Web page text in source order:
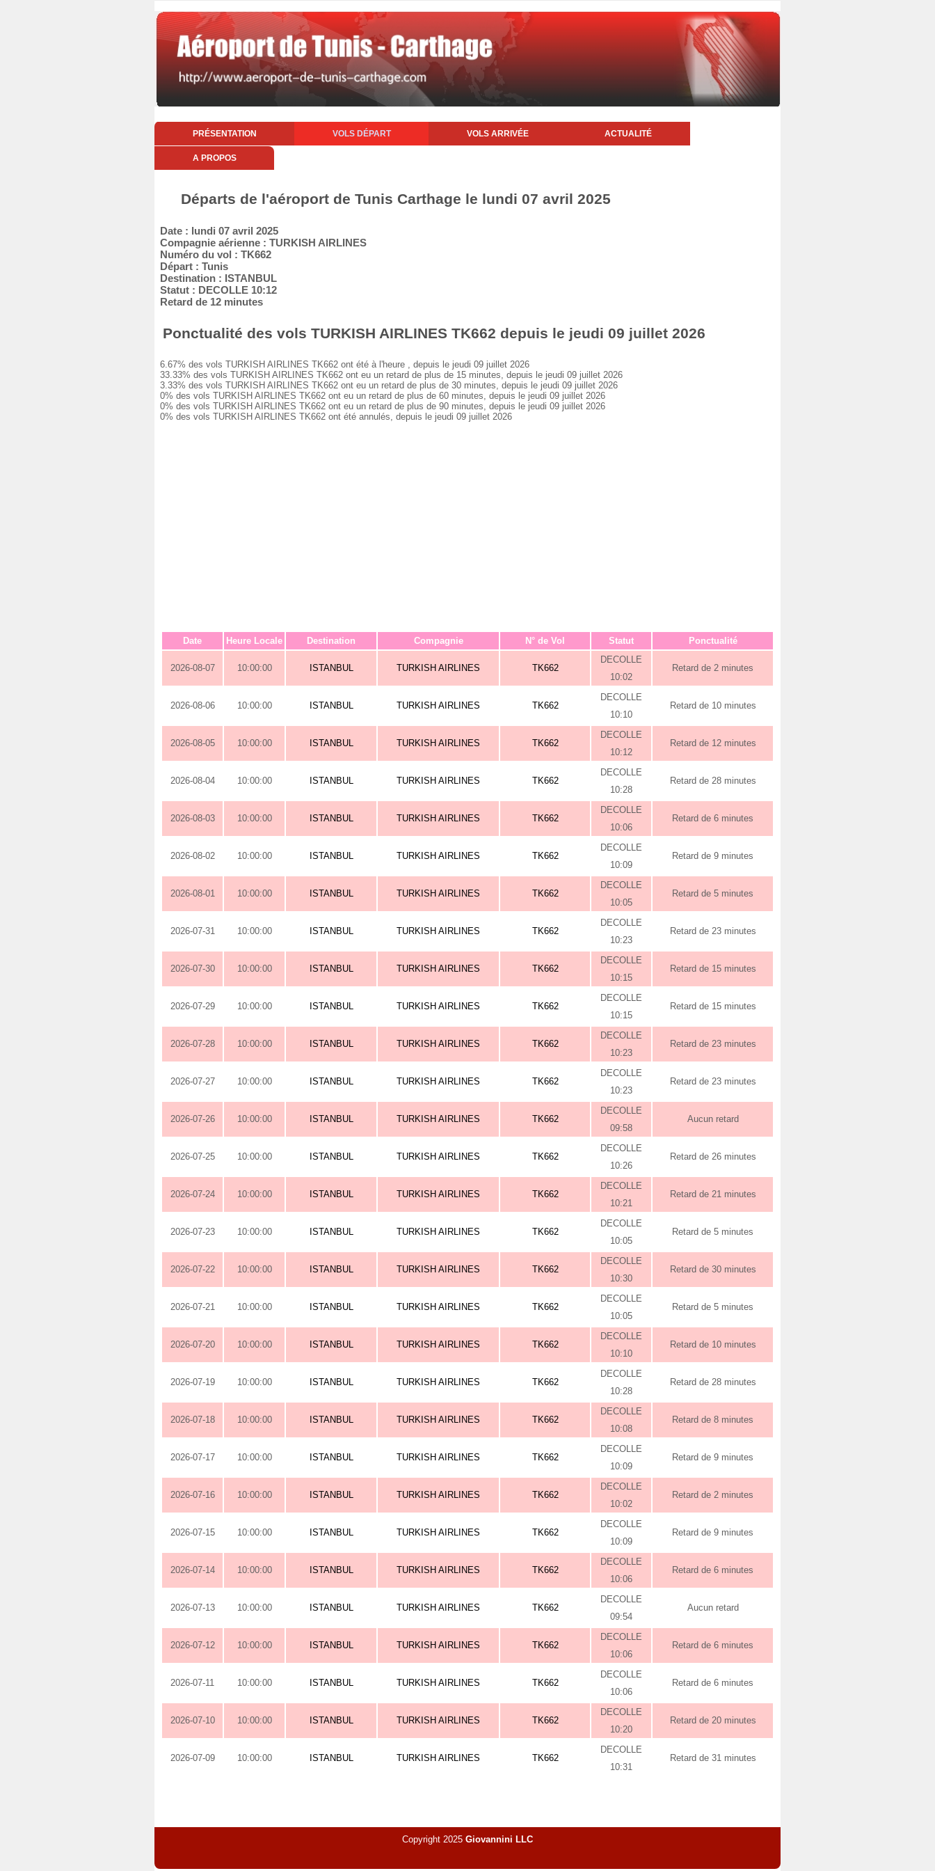
PRÉSENTATION VOLS DÉPART VOLS ARRIVÉE ACTUALITÉ
A PROPOS
Départs de l'aéroport de Tunis Carthage le lundi 07 avril 2025
Date : lundi 07 avril 2025
Compagnie aérienne : TURKISH AIRLINES
Numéro du vol : TK662
Départ : Tunis
Destination : ISTANBUL
Statut : DECOLLE 10:12
Retard de 12 minutes
Ponctualité des vols TURKISH AIRLINES TK662 depuis le jeudi 09 juillet 2026
6.67% des vols TURKISH AIRLINES TK662 ont été à l'heure , depuis le jeudi 09 juillet 2026
33.33% des vols TURKISH AIRLINES TK662 ont eu un retard de plus de 15 minutes, depuis le jeudi 09 juillet 2026
3.33% des vols TURKISH AIRLINES TK662 ont eu un retard de plus de 30 minutes, depuis le jeudi 09 juillet 2026
0% des vols TURKISH AIRLINES TK662 ont eu un retard de plus de 60 minutes, depuis le jeudi 09 juillet 2026
0% des vols TURKISH AIRLINES TK662 ont eu un retard de plus de 90 minutes, depuis le jeudi 09 juillet 2026
0% des vols TURKISH AIRLINES TK662 ont été annulés, depuis le jeudi 09 juillet 2026
Date Heure Locale Destination Compagnie N° de Vol Statut Ponctualité
2026-08-07 10:00:00 ISTANBUL TURKISH AIRLINES TK662
DECOLLE
10:02
Retard de 2 minutes
2026-08-06 10:00:00 ISTANBUL TURKISH AIRLINES TK662
DECOLLE
10:10
Retard de 10 minutes
2026-08-05 10:00:00 ISTANBUL TURKISH AIRLINES TK662
DECOLLE
10:12
Retard de 12 minutes
2026-08-04 10:00:00 ISTANBUL TURKISH AIRLINES TK662
DECOLLE
10:28
Retard de 28 minutes
2026-08-03 10:00:00 ISTANBUL TURKISH AIRLINES TK662
DECOLLE
10:06
Retard de 6 minutes
2026-08-02 10:00:00 ISTANBUL TURKISH AIRLINES TK662
DECOLLE
10:09
Retard de 9 minutes
2026-08-01 10:00:00 ISTANBUL TURKISH AIRLINES TK662
DECOLLE
10:05
Retard de 5 minutes
2026-07-31 10:00:00 ISTANBUL TURKISH AIRLINES TK662
DECOLLE
10:23
Retard de 23 minutes
2026-07-30 10:00:00 ISTANBUL TURKISH AIRLINES TK662
DECOLLE
10:15
Retard de 15 minutes
2026-07-29 10:00:00 ISTANBUL TURKISH AIRLINES TK662
DECOLLE
10:15
Retard de 15 minutes
2026-07-28 10:00:00 ISTANBUL TURKISH AIRLINES TK662
DECOLLE
10:23
Retard de 23 minutes
2026-07-27 10:00:00 ISTANBUL TURKISH AIRLINES TK662
DECOLLE
10:23
Retard de 23 minutes
2026-07-26 10:00:00 ISTANBUL TURKISH AIRLINES TK662
DECOLLE
09:58
Aucun retard
2026-07-25 10:00:00 ISTANBUL TURKISH AIRLINES TK662
DECOLLE
10:26
Retard de 26 minutes
2026-07-24 10:00:00 ISTANBUL TURKISH AIRLINES TK662
DECOLLE
10:21
Retard de 21 minutes
2026-07-23 10:00:00 ISTANBUL TURKISH AIRLINES TK662
DECOLLE
10:05
Retard de 5 minutes
2026-07-22 10:00:00 ISTANBUL TURKISH AIRLINES TK662
DECOLLE
10:30
Retard de 30 minutes
2026-07-21 10:00:00 ISTANBUL TURKISH AIRLINES TK662
DECOLLE
10:05
Retard de 5 minutes
2026-07-20 10:00:00 ISTANBUL TURKISH AIRLINES TK662
DECOLLE
10:10
Retard de 10 minutes
2026-07-19 10:00:00 ISTANBUL TURKISH AIRLINES TK662
DECOLLE
10:28
Retard de 28 minutes
2026-07-18 10:00:00 ISTANBUL TURKISH AIRLINES TK662
DECOLLE
10:08
Retard de 8 minutes
2026-07-17 10:00:00 ISTANBUL TURKISH AIRLINES TK662
DECOLLE
10:09
Retard de 9 minutes
2026-07-16 10:00:00 ISTANBUL TURKISH AIRLINES TK662
DECOLLE
10:02
Retard de 2 minutes
2026-07-15 10:00:00 ISTANBUL TURKISH AIRLINES TK662
DECOLLE
10:09
Retard de 9 minutes
2026-07-14 10:00:00 ISTANBUL TURKISH AIRLINES TK662
DECOLLE
10:06
Retard de 6 minutes
2026-07-13 10:00:00 ISTANBUL TURKISH AIRLINES TK662
DECOLLE
09:54
Aucun retard
2026-07-12 10:00:00 ISTANBUL TURKISH AIRLINES TK662
DECOLLE
10:06
Retard de 6 minutes
2026-07-11 10:00:00 ISTANBUL TURKISH AIRLINES TK662
DECOLLE
10:06
Retard de 6 minutes
2026-07-10 10:00:00 ISTANBUL TURKISH AIRLINES TK662
DECOLLE
10:20
Retard de 20 minutes
2026-07-09 10:00:00 ISTANBUL TURKISH AIRLINES TK662
DECOLLE
10:31
Retard de 31 minutes
Copyright 2025 Giovannini LLC